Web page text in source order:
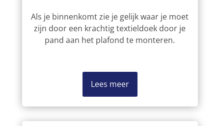
Als je binnenkomt zie je gelijk waar je moet
zijn door een krachtig textieldoek door je
pand aan het plafond te monteren.
Lees meer